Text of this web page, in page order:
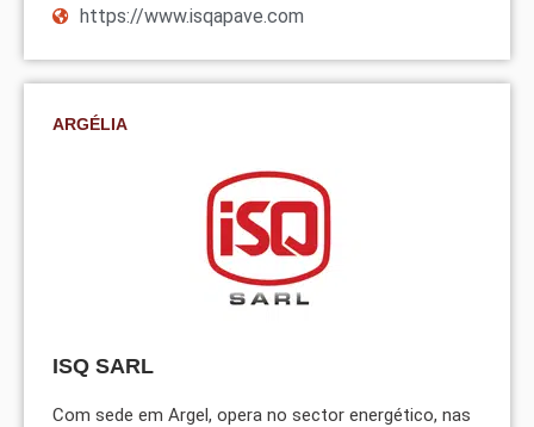
https://www.isqapave.com
ARGÉLIA
ISQ SARL
Com sede em Argel, opera no sector energético, nas